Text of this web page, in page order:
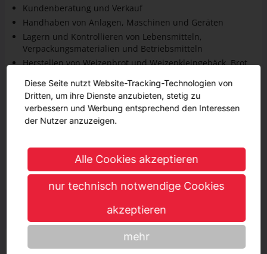
Kundenberatung und Verkauf
Handhaben von Anlagen, Maschinen und Geräten
Lagern und Kontrollieren von Lebensmitteln,
Verpackungsmaterialien und Betriebsmitteln
Herstellen von Weizenbrot und Weizenkleingebäck, Brot
Herstellen und Weiterverarbeiten von Massen,
Überzügen, Füllungen und Cremes
Herstellen von Partykleingebäck und Süßspeisen, Torten
und Desserts, Backwarensnacks und kleinen Gerichten
Organisation des Ausbildungsbetriebes, Berufsbildung
sowie Arbeits- und Tarifrecht, Sicherheit und
Gesundheitsschutz, Umweltschutz und Nachhaltigkeit
Geschätzter Verdienst
Während der Ausbildung
Diese Seite nutzt Website-Tracking-Technologien von
Dritten, um ihre Dienste anzubieten, stetig zu
verbessern und Werbung entsprechend den Interessen
der Nutzer anzuzeigen.
Alle Cookies akzeptieren
nur technisch notwendige Cookies
akzeptieren
mehr